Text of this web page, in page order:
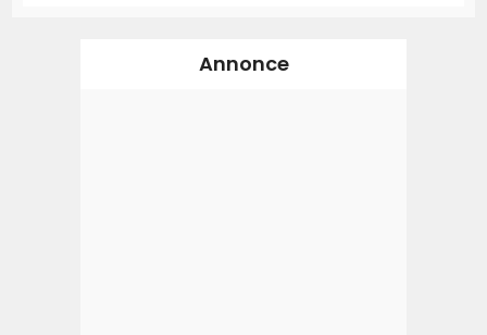
Annonce